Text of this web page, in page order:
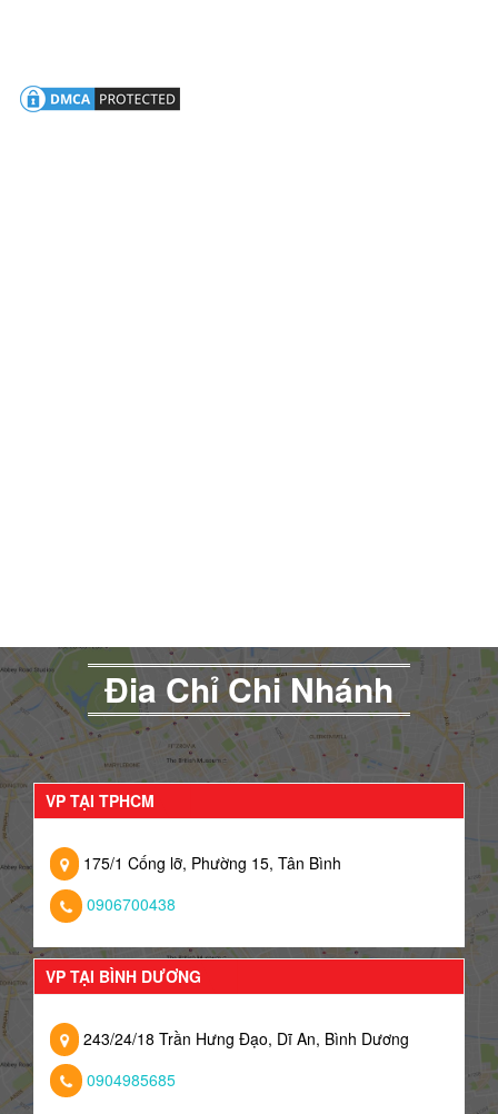
Đia Chỉ Chi Nhánh
VP TẠI TPHCM
175/1 Cống lỡ, Phường 15, Tân Bình
0906700438
VP TẠI BÌNH DƯƠNG
243/24/18 Trần Hưng Đạo, Dĩ An, Bình Dương
0904985685